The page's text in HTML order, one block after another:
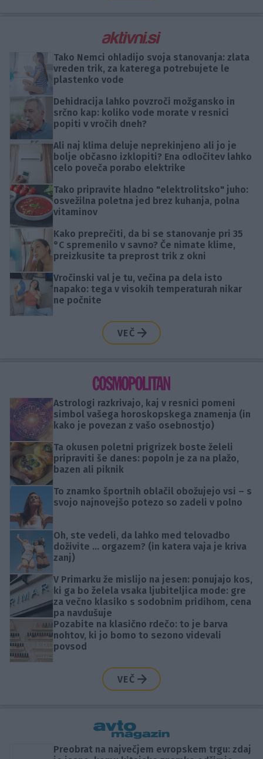
Tako Nemci ohladijo svoja stanovanja: zlata
vreden trik, za katerega potrebujete le
plastenko vode
Dehidracija lahko povzroči možgansko in
srčno kap: koliko vode morate v resnici
popiti v vročih dneh?
Ali naj klima deluje neprekinjeno ali jo je
bolje občasno izklopiti? Ena odločitev lahko
celo poveča porabo elektrike
Tako pripravite hladno "elektrolitsko" juho:
osvežilna poletna jed brez kuhanja, polna
vitaminov
Kako preprečiti, da bi se stanovanje pri 35
°C spremenilo v savno? Če nimate klime,
preizkusite ta preprost trik z okni
Vročinski val je tu, večina pa dela isto
napako: tega v visokih temperaturah nikar
ne počnite
VEČ
Astrologi razkrivajo, kaj v resnici pomeni
simbol vašega horoskopskega znamenja (in
kako je povezan z vašo osebnostjo)
Ta okusen poletni prigrizek boste želeli
pripraviti še danes: popoln je za na plažo,
bazen ali piknik
To znamko športnih oblačil obožujejo vsi – s
svojo najnovejšo potezo so zadeli v polno
Oh, ste vedeli, da lahko med telovadbo
doživite ... orgazem? (in katera vaja je kriva
zanj)
V Primarku že mislijo na jesen: ponujajo kos,
ki ga bo želela vsaka ljubiteljica mode: gre
za večno klasiko s sodobnim pridihom, cena
pa navdušuje
Pozabite na klasično rdečo: to je barva
nohtov, ki jo bomo to sezono videvali
povsod
VEČ
Preobrat na največjem evropskem trgu: zdaj